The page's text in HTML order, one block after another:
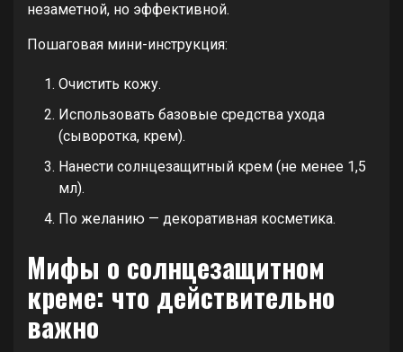
незаметной, но эффективной.
Пошаговая мини-инструкция:
Очистить кожу.
Использовать базовые средства ухода
(сыворотка, крем).
Нанести солнцезащитный крем (не менее 1,5
мл).
По желанию — декоративная косметика.
Мифы о солнцезащитном
креме: что действительно
важно